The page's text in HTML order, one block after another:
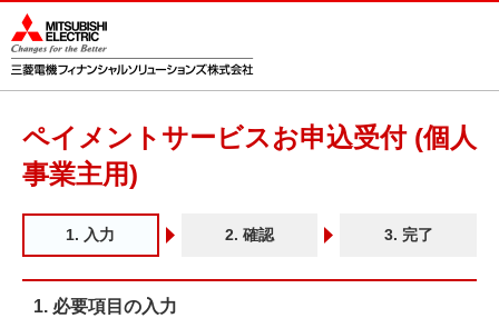
ペイメントサービスお申込受付 (個人
事業主用)
1. 入力 2. 確認 3. 完了
1. 必要項目の入力